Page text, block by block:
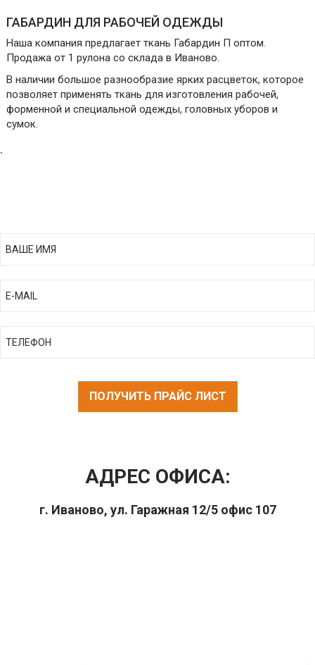
ГАБАРДИН ДЛЯ РАБОЧЕЙ ОДЕЖДЫ
Наша компания предлагает ткань Габардин П оптом.
Продажа от 1 рулона со склада в Иваново.
В наличии большое разнообразие ярких расцветок, которое
позволяет применять ткань для изготовления рабочей,
форменной и специальной одежды, головных уборов и
сумок.
`
ПОЛУЧИТЬ ПРАЙС ЛИСТ
АДРЕС ОФИСА:
г. Иваново, ул. Гаражная 12/5 офис 107